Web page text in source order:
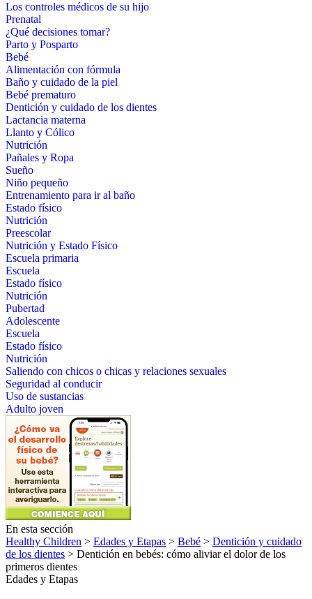
Los controles médicos de su hijo
Prenatal
¿Qué decisiones tomar?
Parto y Posparto
Bebé
Alimentación con fórmula
Baño y cuidado de la piel
Bebé prematuro
Dentición y cuidado de los dientes
Lactancia materna
Llanto y Cólico
Nutrición
Pañales y Ropa
Sueño
Niño pequeño
Entrenamiento para ir al baño
Estado físico
Nutrición
Preescolar
Nutrición y Estado Físico
Escuela primaria
Escuela
Estado físico
Nutrición
Pubertad
Adolescente
Escuela
Estado físico
Nutrición
Saliendo con chicos o chicas y relaciones sexuales
Seguridad al conducir
Uso de sustancias
Adulto joven
En esta sección
Healthy Children > Edades y Etapas > Bebé > Dentición y cuidado
de los dientes > Dentición en bebés: cómo aliviar el dolor de los
primeros dientes
Edades y Etapas